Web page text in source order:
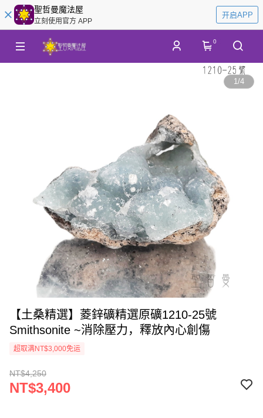
聖哲曼魔法屋
立刻使用官方 APP
开启APP
0
1/4
【土桑精選】菱鋅礦精選原礦1210-25號
Smithsonite ~消除壓力，釋放內心創傷
超取满NT$3,000免运
NT$4,250
NT$3,400